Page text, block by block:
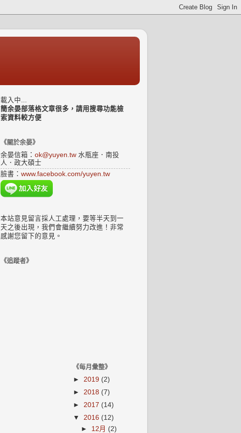
載入中...
簡余晏部落格文章很多，請用搜尋功能檢
索資料較方便
《關於余晏》
余晏信箱： ok@yuyen.tw 水瓶座．南投
人．政大碩士
臉書： www.facebook.com/yuyen.tw
本站意見留言採人工處理，要等半天到一
天之後出現，我們會繼續努力改進！非常
感謝您留下的意見。
《追蹤者》
《每月彙整》
► 2019 (2)
► 2018 (7)
► 2017 (14)
▼ 2016 (12)
► 12月 (2)